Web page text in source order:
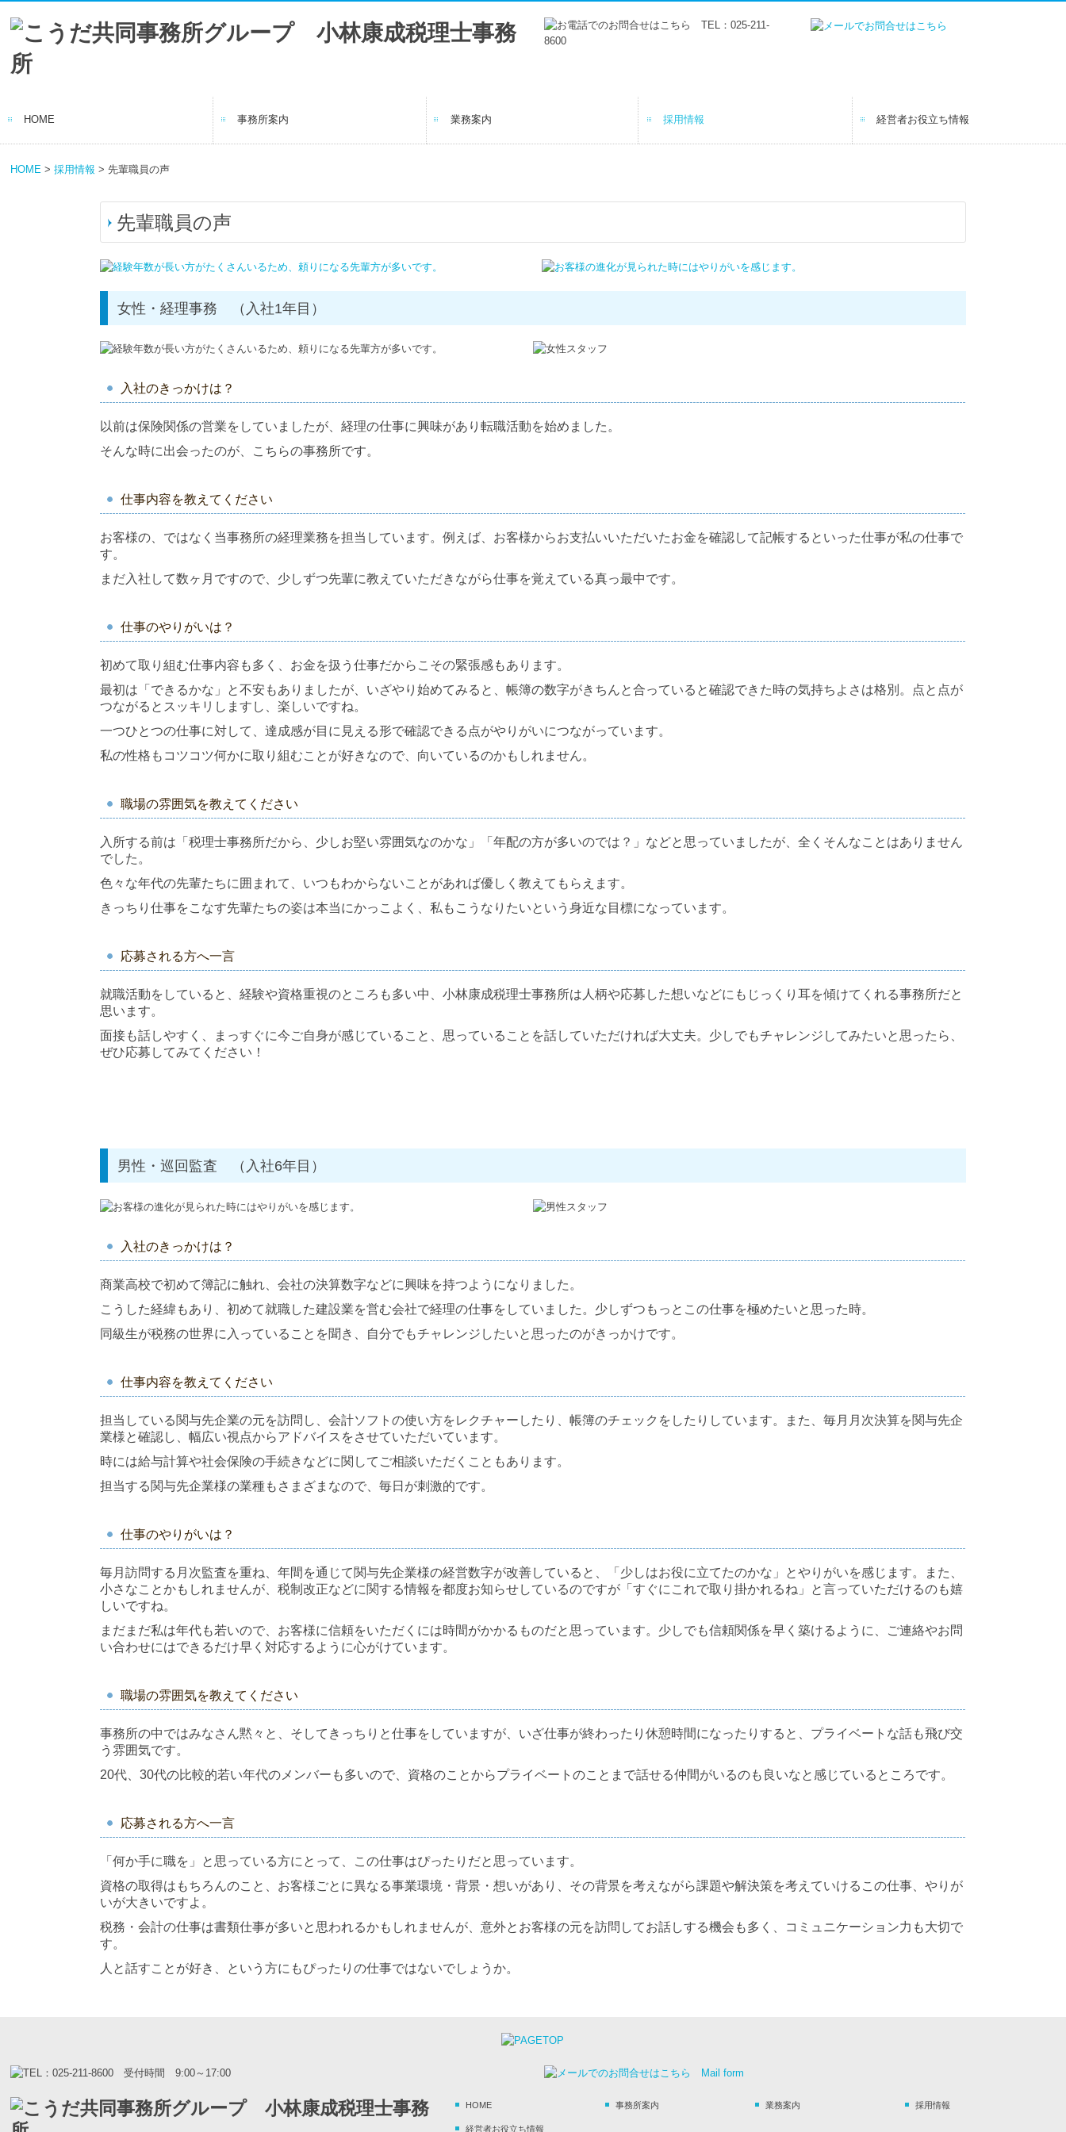
HOME 事務所案内 業務案内 採用情報 経営者お役立ち情報
HOME >採用情報 > 先輩職員の声
先輩職員の声
女性・経理事務 （入社1年目）
入社のきっかけは？
以前は保険関係の営業をしていましたが、経理の仕事に興味があり転職活動を始めました。
そんな時に出会ったのが、こちらの事務所です。
仕事内容を教えてください
お客様の、ではなく当事務所の経理業務を担当しています。例えば、お客様からお支払いいただいたお金を確認して記帳するといった仕事が私の仕事で
す。
まだ入社して数ヶ月ですので、少しずつ先輩に教えていただきながら仕事を覚えている真っ最中です。
仕事のやりがいは？
初めて取り組む仕事内容も多く、お金を扱う仕事だからこその緊張感もあります。
最初は「できるかな」と不安もありましたが、いざやり始めてみると、帳簿の数字がきちんと合っていると確認できた時の気持ちよさは格別。点と点が
つながるとスッキリしますし、楽しいですね。
一つひとつの仕事に対して、達成感が目に見える形で確認できる点がやりがいにつながっています。
私の性格もコツコツ何かに取り組むことが好きなので、向いているのかもしれません。
職場の雰囲気を教えてください
入所する前は「税理士事務所だから、少しお堅い雰囲気なのかな」「年配の方が多いのでは？」などと思っていましたが、全くそんなことはありません
でした。
色々な年代の先輩たちに囲まれて、いつもわからないことがあれば優しく教えてもらえます。
きっちり仕事をこなす先輩たちの姿は本当にかっこよく、私もこうなりたいという身近な目標になっています。
応募される方へ一言
就職活動をしていると、経験や資格重視のところも多い中、小林康成税理士事務所は人柄や応募した想いなどにもじっくり耳を傾けてくれる事務所だと
思います。
面接も話しやすく、まっすぐに今ご自身が感じていること、思っていることを話していただければ大丈夫。少しでもチャレンジしてみたいと思ったら、
ぜひ応募してみてください！
男性・巡回監査 （入社6年目）
入社のきっかけは？
商業高校で初めて簿記に触れ、会社の決算数字などに興味を持つようになりました。
こうした経緯もあり、初めて就職した建設業を営む会社で経理の仕事をしていました。少しずつもっとこの仕事を極めたいと思った時。
同級生が税務の世界に入っていることを聞き、自分でもチャレンジしたいと思ったのがきっかけです。
仕事内容を教えてください
担当している関与先企業の元を訪問し、会計ソフトの使い方をレクチャーしたり、帳簿のチェックをしたりしています。また、毎月月次決算を関与先企
業様と確認し、幅広い視点からアドバイスをさせていただいています。
時には給与計算や社会保険の手続きなどに関してご相談いただくこともあります。
担当する関与先企業様の業種もさまざまなので、毎日が刺激的です。
仕事のやりがいは？
毎月訪問する月次監査を重ね、年間を通じて関与先企業様の経営数字が改善していると、「少しはお役に立てたのかな」とやりがいを感じます。また、
小さなことかもしれませんが、税制改正などに関する情報を都度お知らせしているのですが「すぐにこれで取り掛かれるね」と言っていただけるのも嬉
しいですね。
まだまだ私は年代も若いので、お客様に信頼をいただくには時間がかかるものだと思っています。少しでも信頼関係を早く築けるように、ご連絡やお問
い合わせにはできるだけ早く対応するように心がけています。
職場の雰囲気を教えてください
事務所の中ではみなさん黙々と、そしてきっちりと仕事をしていますが、いざ仕事が終わったり休憩時間になったりすると、プライベートな話も飛び交
う雰囲気です。
20代、30代の比較的若い年代のメンバーも多いので、資格のことからプライベートのことまで話せる仲間がいるのも良いなと感じているところです。
応募される方へ一言
「何か手に職を」と思っている方にとって、この仕事はぴったりだと思っています。
資格の取得はもちろんのこと、お客様ごとに異なる事業環境・背景・想いがあり、その背景を考えながら課題や解決策を考えていけるこの仕事、やりが
いが大きいですよ。
税務・会計の仕事は書類仕事が多いと思われるかもしれませんが、意外とお客様の元を訪問してお話しする機会も多く、コミュニケーション力も大切で
す。
人と話すことが好き、という方にもぴったりの仕事ではないでしょうか。
HOME 事務所案内 業務案内 採用情報
経営者お役立ち情報